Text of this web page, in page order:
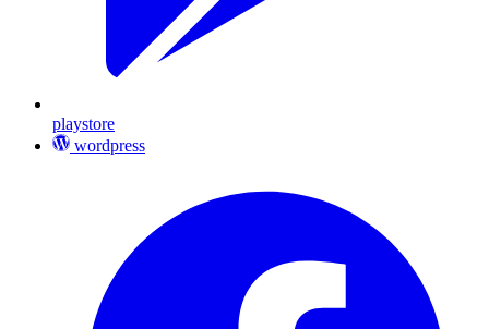
playstore
wordpress